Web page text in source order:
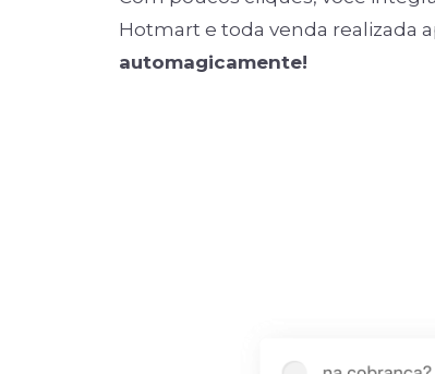
Hotmart e toda venda realizada
automagicamente!